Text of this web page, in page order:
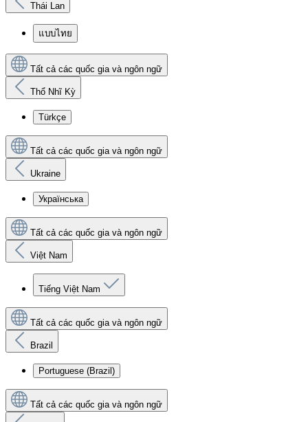
Thái Lan
แบบไทย
Tất cả các quốc gia và ngôn ngữ
Thổ Nhĩ Kỳ
Türkçe
Tất cả các quốc gia và ngôn ngữ
Ukraine
Українська
Tất cả các quốc gia và ngôn ngữ
Việt Nam
Tiếng Việt Nam
Tất cả các quốc gia và ngôn ngữ
Brazil
Portuguese (Brazil)
Tất cả các quốc gia và ngôn ngữ